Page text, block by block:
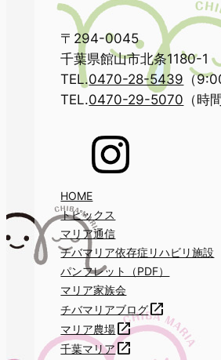
〒294-0045
千葉県館山市北条1180-1
TEL.0470-28-5439 （
TEL.0470-29-5070 （時
HOME
トピックス
マリア通信
チバマリア依存症リハビリ施設
パンフレット（PDF）
マリア家族会
チバマリアブログ
マリア農場
千葉マリア